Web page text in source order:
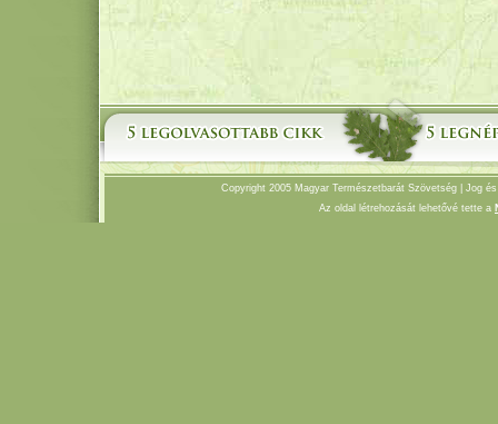
Copyright 2005 Magyar Természetbarát Szövetség | Jog
Az oldal létrehozását lehetővé tette a